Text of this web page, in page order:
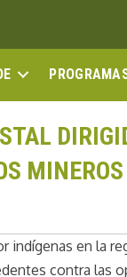
en la
contra las